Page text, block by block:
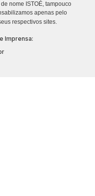
nome ISTOÉ, tampouco
apenas pelo
respectivos sites.
Imprensa: